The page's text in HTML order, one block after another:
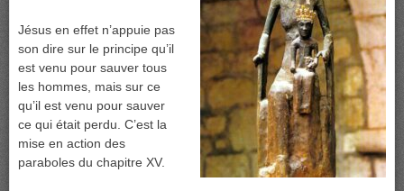
Jésus en effet n’appuie pas
son dire sur le principe qu’il
est venu pour sauver tous
les hommes, mais sur ce
qu’il est venu pour sauver
ce qui était perdu. C’est la
mise en action des
paraboles du chapitre XV.